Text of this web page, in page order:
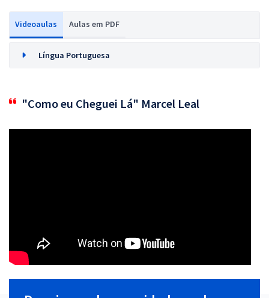
Videoaulas Aulas em PDF
Língua Portuguesa
"Como eu Cheguei Lá" Marcel Leal